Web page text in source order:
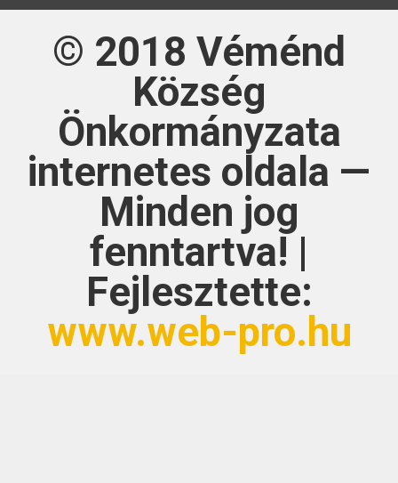
© 2018 Véménd
Község
Önkormányzata
internetes oldala —
Minden jog
fenntartva! |
Fejlesztette:
www.web-pro.hu